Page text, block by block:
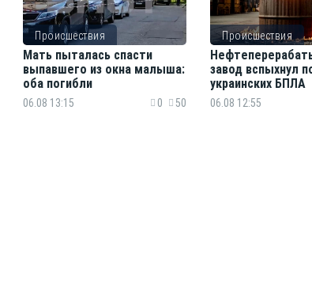
Происшествия
Мать пыталась спасти
выпавшего из окна малыша:
оба погибли
06.08 13:15 0 50
Происшествия
завод вспыхнул
украинских БПЛА
06.08 12:55